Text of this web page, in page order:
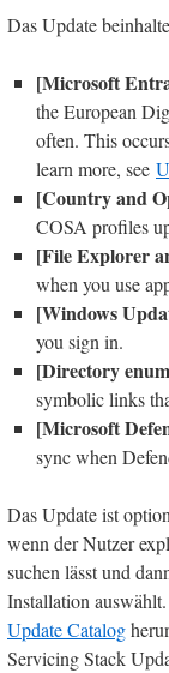
Das Update
[Microsoft
the European
often. This
learn more, see
[Country and
COSA profiles
[File Explorer
when you use
[Windows
you sign in.
[Directory
symbolic links
[Microsoft
sync when
Das Update ist
wenn der Nutzer
suchen lässt und
Installation
Update Catalog
Servicing Stack